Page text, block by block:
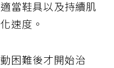
當鞋具以及持續肌
速度。
困難後才開始治